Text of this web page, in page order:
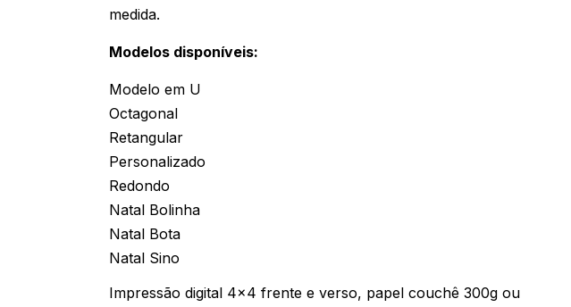
medida.
Modelos disponíveis:
Modelo em U
Octagonal
Retangular
Personalizado
Redondo
Natal Bolinha
Natal Bota
Natal Sino
Impressão digital 4x4 frente e verso, papel couchê 300g ou